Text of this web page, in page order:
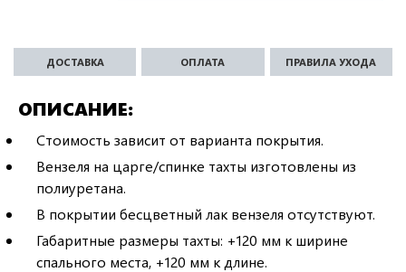
ОПИСАНИЕ
ДОСТАВКА ОПЛАТА ПРАВИЛА УХОДА
Стоимость зависит от варианта покрытия.
Вензеля на царге/спинке тахты изготовлены из
полиуретана.
В покрытии бесцветный лак вензеля отсутствуют.
Габаритные размеры тахты: +120 мм к ширине
спального места, +120 мм к длине.